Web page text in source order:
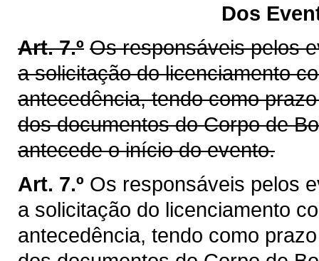
Dos
Art. 7.º Os responsáveis pelos
a solicitação do licenciamento
antecedência, tendo como
dos documentos do Corpo de
antecede o início do evento.
Art. 7.º Os responsáveis pelos
a solicitação do licenciamento
antecedência, tendo como